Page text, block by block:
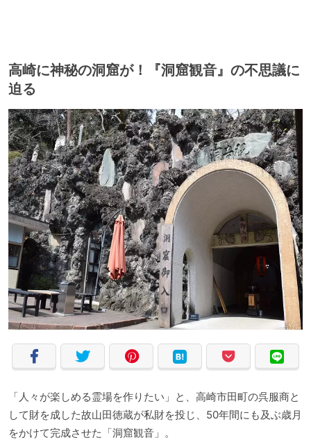
高崎に神秘の洞窟が！『洞窟観音』の不思議に
迫る
「人々が楽しめる霊場を作りたい」と、高崎市田町の呉服商と
して財を成した故山田徳蔵が私財を投じ、50年間にも及ぶ歳月
をかけて完成させた「洞窟観音」。